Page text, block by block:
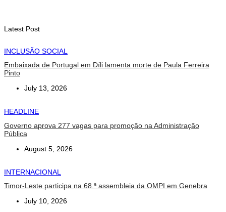
Latest Post
INCLUSÃO SOCIAL
Embaixada de Portugal em Díli lamenta morte de Paula Ferreira
Pinto
July 13, 2026
HEADLINE
Governo aprova 277 vagas para promoção na Administração
Pública
August 5, 2026
INTERNACIONAL
Timor-Leste participa na 68.ª assembleia da OMPI em Genebra
July 10, 2026